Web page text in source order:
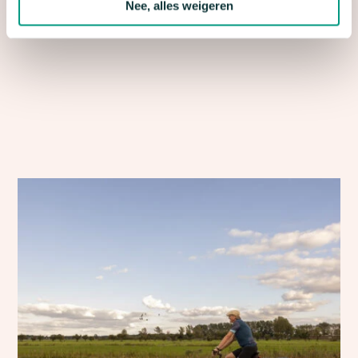
Nee, alles weigeren